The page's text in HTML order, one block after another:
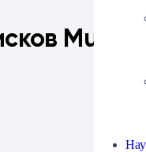
Music